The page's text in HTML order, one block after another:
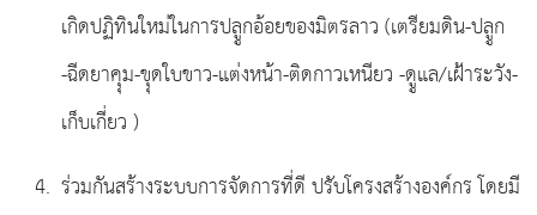
เกิดปฏิทินใหม่ในการปลููกอ้อยของมิตรลาว (เตรียมดิน-ปลููก
-ฉีดยาคุุม-ขุุดใบขาว-แต่งหน้า-ติดกาวเหนียว -ดููแล/เฝ้าระวัง-
เก็บเกี่ยว )
ร่วมกันสร้างระบบการจัดการที่ดี ปรับโครงสร้างองค์กร โดยมี